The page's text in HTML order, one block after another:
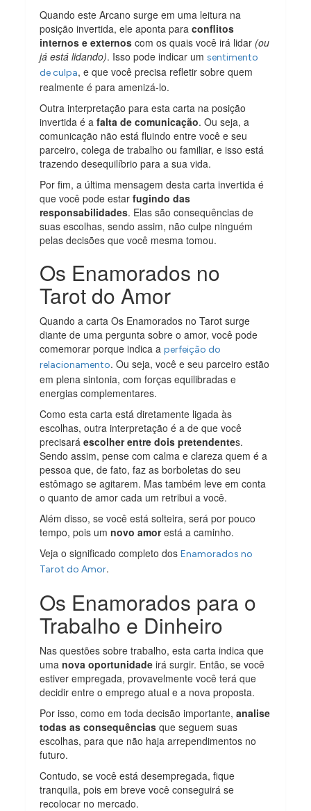
Quando este Arcano surge em uma leitura na
posição invertida, ele aponta paraconflitos
internos e externos com os quais você irá lidar (ou
já está lidando). Isso pode indicar umsentimento
de culpa, e que você precisa refletir sobre quem
realmente é para amenizá-lo.
Outra interpretação para esta carta na posição
invertida é afalta de comunicação. Ou seja, a
comunicação não está fluindo entre você e seu
parceiro, colega de trabalho ou familiar, e isso está
trazendo desequilíbrio para a sua vida.
Por fim, a última mensagem desta carta invertida é
que você pode estarfugindo das
responsabilidades. Elas são consequências de
suas escolhas, sendo assim, não culpe ninguém
pelas decisões que você mesma tomou.
Os Enamorados no
Tarot do Amor
Quando a carta Os Enamorados no Tarot surge
diante de uma pergunta sobre o amor, você pode
comemorar porque indica aperfeição do
relacionamento. Ou seja, você e seu parceiro estão
em plena sintonia, com forças equilibradas e
energias complementares.
Como esta carta está diretamente ligada às
escolhas, outra interpretação é a de que você
precisaráescolher entre dois pretendentes.
Sendo assim, pense com calma e clareza quem é a
pessoa que, de fato, faz as borboletas do seu
estômago se agitarem. Mas também leve em conta
o quanto de amor cada um retribui a você.
Além disso, se você está solteira, será por pouco
tempo, pois umnovo amorestá a caminho.
Veja o significado completo dosEnamorados no
Tarot do Amor.
Os Enamorados para o
Trabalho e Dinheiro
Nas questões sobre trabalho, esta carta indica que
umanova oportunidade irá surgir. Então, se você
estiver empregada, provavelmente você terá que
decidir entre o emprego atual e a nova proposta.
Por isso, como em toda decisão importante, analise
todas as consequências que seguem suas
escolhas, para que não haja arrependimentos no
futuro.
Contudo, se você está desempregada, fique
tranquila, pois em breve você conseguirá se
recolocar no mercado.